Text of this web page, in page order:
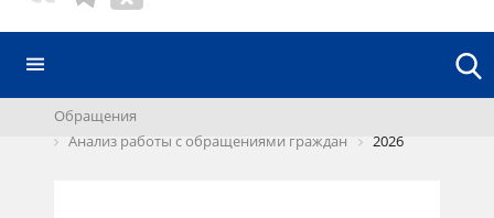
Обращения
Анализ работы с обращениями граждан
2026